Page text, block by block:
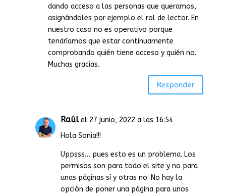
dando acceso a las personas que queramos,
asignándoles por ejemplo el rol de lector. En
nuestro caso no es operativo porque
tendríamos que estar continuamente
comprobando quién tiene acceso y quién no.
Muchas gracias.
Responder
Raúl el 27 junio, 2022 a las 16:54
Hola Sonia!!!
Uppsss… pues esto es un problema. Los
permisos son para todo el site y no para
unas páginas sí y otras no. No hay la
opción de poner una página para unos